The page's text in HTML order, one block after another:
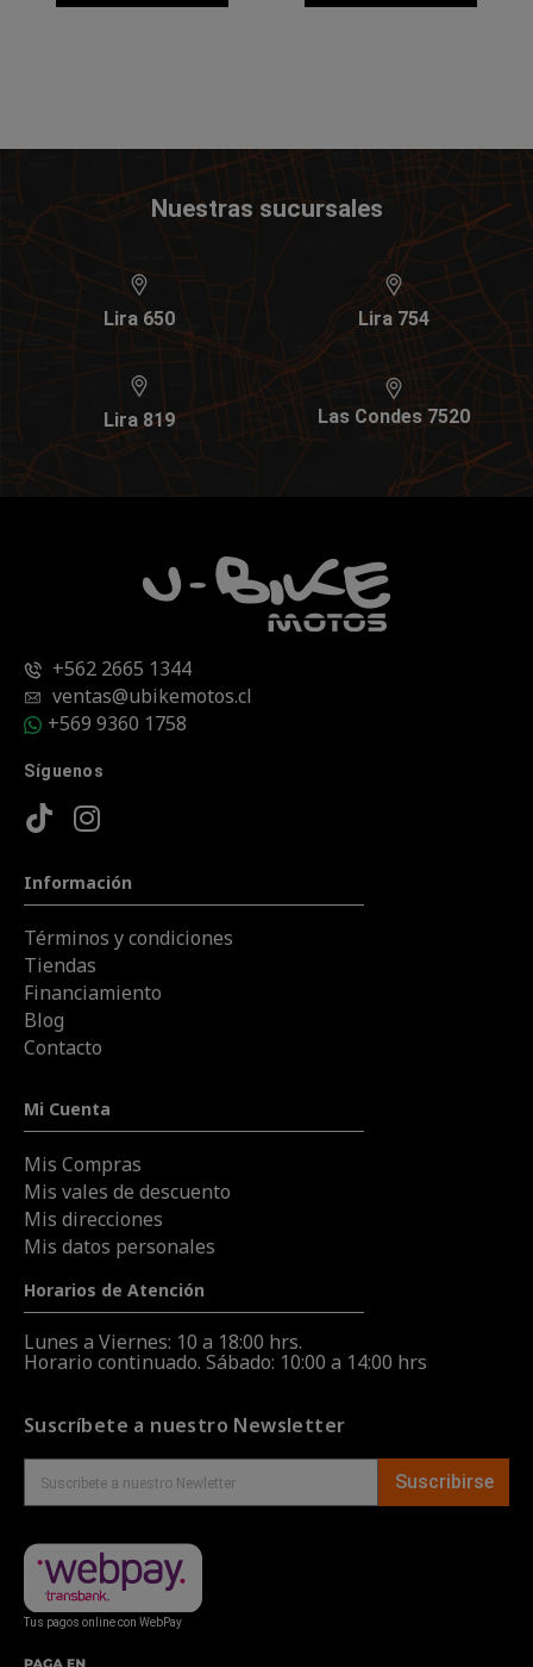
Nuestras sucursales
Lira 650 Lira 754
Lira 819 Las Condes 7520
+562 2665 1344
ventas@ubikemotos.cl
+569 9360 1758
Síguenos
Información
Términos y condiciones
Tiendas
Financiamiento
Blog
Contacto
Mi Cuenta
Mis Compras
Mis vales de descuento
Mis direcciones
Mis datos personales
Horarios de Atención
Lunes a Viernes: 10 a 18:00 hrs.
Horario continuado. Sábado: 10:00 a 14:00 hrs
Suscríbete a nuestro Newsletter
Suscribirse
Tus pagos online con WebPay